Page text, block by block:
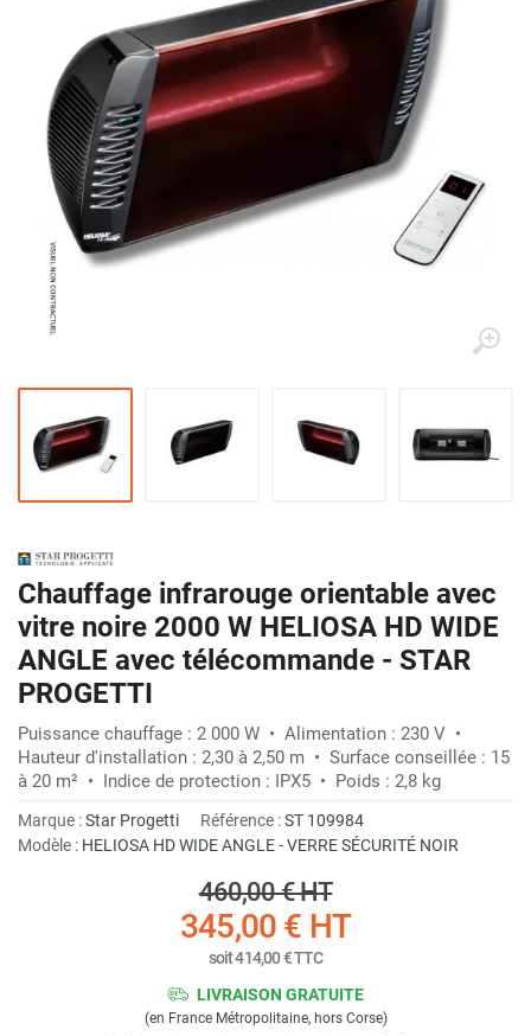
Chauffage infrarouge orientable avec
vitre noire 2000 W HELIOSA HD WIDE
ANGLE avec télécommande - STAR
PROGETTI
Puissance chauffage : 2 000 W • Alimentation : 230 V •
Hauteur d'installation : 2,30 à 2,50 m • Surface conseillée : 15
à 20 m² • Indice de protection : IPX5 • Poids : 2,8 kg
Marque :Star Progetti Référence :ST 109984
Modèle : HELIOSA HD WIDE ANGLE - VERRE SÉCURITÉ NOIR
460,00 €HT
345,00 € HT
soit414,00 €TTC
LIVRAISON GRATUITE
(en France Métropolitaine, hors Corse)